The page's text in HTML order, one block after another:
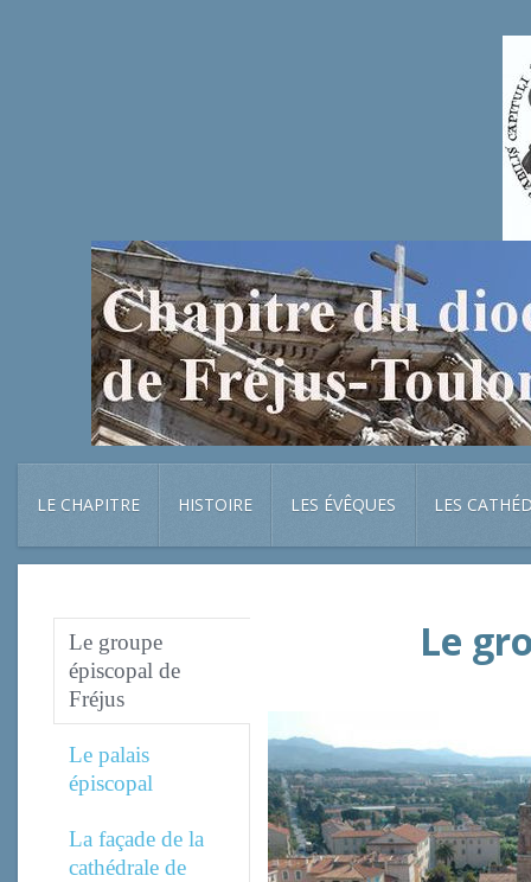
LE CHAPITRE HISTOIRE LES ÉVÊQUES LES
Le groupe
épiscopal de
Fréjus
Le palais
épiscopal
La façade de la
cathédrale de
Le